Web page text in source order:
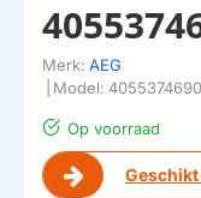
Op voorraad
Merk: AEG
Model: 4055374690